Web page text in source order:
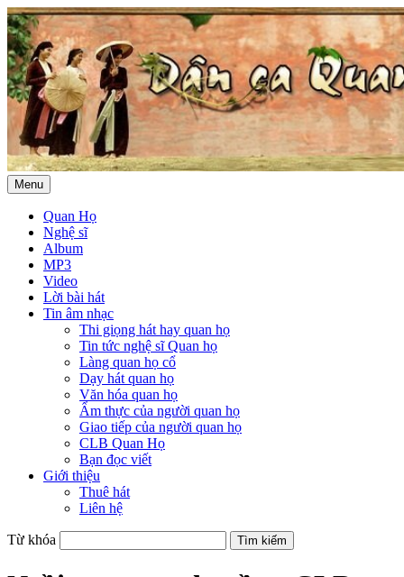
Menu
Quan Họ
Nghệ sĩ
Album
MP3
Video
Lời bài hát
Tin âm nhạc
Thi giọng hát hay quan họ
Tin tức nghệ sĩ Quan họ
Làng quan họ cổ
Dạy hát quan họ
Văn hóa quan họ
Ẩm thực của người quan họ
Giao tiếp của người quan họ
CLB Quan Họ
Bạn đọc viết
Giới thiệu
Thuê hát
Liên hệ
Từ khóa